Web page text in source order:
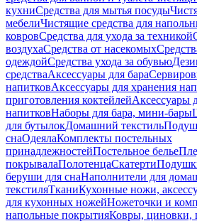
кухниСредства для мытья посуды
мебелиЧистящие средства для
ковровСредства для ухода за техникой
воздухаСредства от насекомых
одеждойСредства ухода за обувью
средстваАксессуары для бара
напитковАксессуары для хранения
приготовления коктейлейАксессуары
напитковНаборы для бара, мини-бары
для бутылокДомашний текстиль
снаОдеялаКомплекты постельных
принадлежностейПостельное белье
покрывалаПолотенцаСкатерти
беруши для снаНаполнители для
текстиляТканиКухонные ножи,
для кухонных ножейНожеточки и
напольные покрытияКовры, циновки,